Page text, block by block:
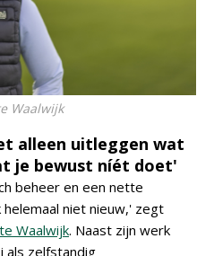
Waalwijk
alleen uitleggen wat
je bewust níét doet'
beheer en een nette
niet nieuw,' zegt
Waalwijk. Naast zijn werk
als zelfstandig